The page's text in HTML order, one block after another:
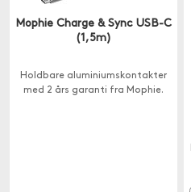
Mophie Charge & Sync USB-C
(1,5m)
Holdbare aluminiumskontakter
med 2 års garanti fra Mophie.